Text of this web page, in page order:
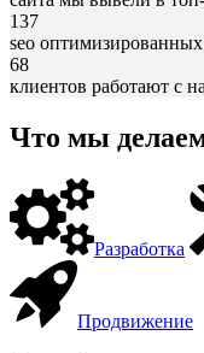
137
seo оптимизированных
68
клиентов работают с
Что мы
Разработка
Продвижение